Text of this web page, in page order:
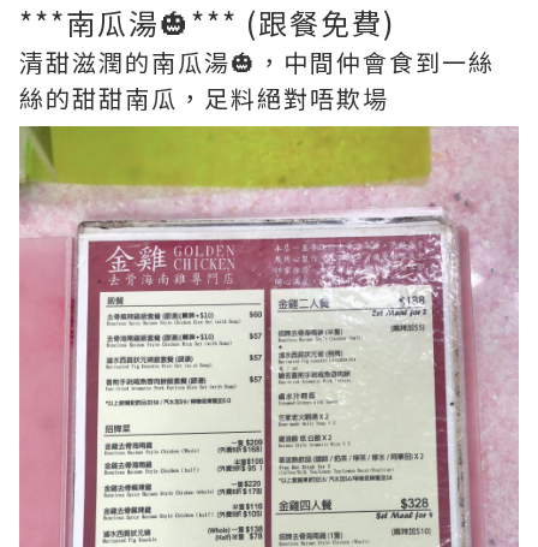
***南瓜湯🎃*** (跟餐免費)
清甜滋潤的南瓜湯🎃，中間仲會食到一絲
絲的甜甜南瓜，足料絕對唔欺場